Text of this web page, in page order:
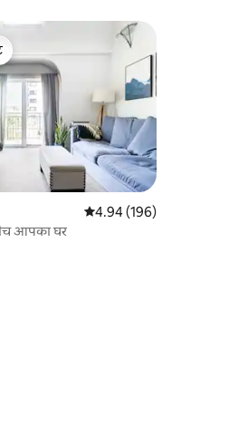
औसत रेटिंग 5 में से 4.94,
4.94 (196)
आपका घर